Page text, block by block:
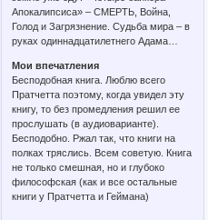
Апокалипсиса» – СМЕРТЬ, Война,
Голод и Загрязнение. Судьба мира – в
руках одиннадцатилетнего Адама…
Мои впечатления
Бесподобная книга. Люблю всего
Пратчетта поэтому, когда увидел эту
книгу, то без промедления решил ее
прослушать (в аудиоварианте).
Бесподобно. Ржал так, что книги на
полках тряслись. Всем советую. Книга
не только смешная, но и глубоко
философская (как и все остальные
книги у Пратчетта и Геймана)